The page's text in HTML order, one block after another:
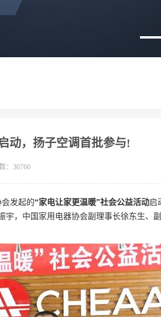
动，扬子空调首批参与!
：30760
发起的“家电让家更温暖”社会公益活动启
宇，中国家用电器协会副理事长徐东生、